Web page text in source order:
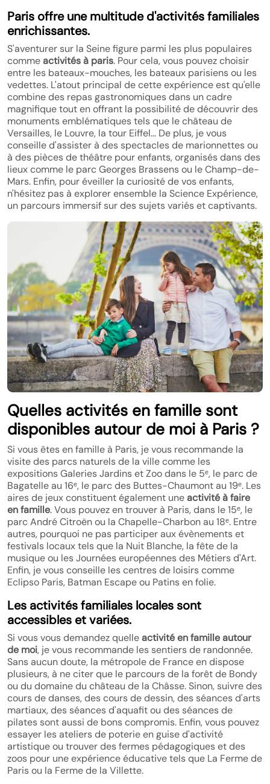
Paris offre une multitude d'activités familiales
enrichissantes.
S'aventurer sur la Seine figure parmi les plus populaires
commeactivités à paris. Pour cela, vous pouvez choisir
entre les bateaux-mouches, les bateaux parisiens ou les
vedettes. L'atout principal de cette expérience est qu'elle
combine des repas gastronomiques dans un cadre
magnifique tout en offrant la possibilité de découvrir des
monuments emblématiques tels que le château de
Versailles, le Louvre, la tour Eiffel… De plus, je vous
conseille d'assister à des spectacles de marionnettes ou
à des pièces de théâtre pour enfants, organisés dans des
lieux comme le parc Georges Brassens ou le Champ-de-
Mars. Enfin, pour éveiller la curiosité de vos enfants,
n'hésitez pas à explorer ensemble la Science Expérience,
un parcours immersif sur des sujets variés et captivants.
Quelles activités en famille sont
disponibles autour de moi à Paris ?
Si vous êtes en famille à Paris, je vous recommande la
visite des parcs naturels de la ville comme les
expositions Galeries Jardins et Zoo dans le 5ᵉ, le parc de
Bagatelle au 16ᵉ, le parc des Buttes-Chaumont au 19ᵉ. Les
aires de jeux constituent également uneactivité à faire
en famille. Vous pouvez en trouver à Paris, dans le 15ᵉ, le
parc André Citroën ou la Chapelle-Charbon au 18ᵉ. Entre
autres, pourquoi ne pas participer aux évènements et
festivals locaux tels que la Nuit Blanche, la fête de la
musique ou les Journées européennes des Métiers d'Art.
Enfin, je vous conseille les centres de loisirs comme
Eclipso Paris, Batman Escape ou Patins en folie.
Les activités familiales locales sont
accessibles et variées.
Si vous vous demandez quelleactivité en famille autour
de moi, je vous recommande les sentiers de randonnée.
Sans aucun doute, la métropole de France en dispose
plusieurs, à ne citer que le parcours de la forêt de Bondy
ou du domaine du château de la Châsse. Sinon, suivre des
cours de danses, des cours de dessin, des séances d'arts
martiaux, des séances d'aquafit ou des séances de
pilates sont aussi de bons compromis. Enfin, vous pouvez
essayer les ateliers de poterie en guise d'activité
artistique ou trouver des fermes pédagogiques et des
zoos pour une expérience éducative tels que La Ferme de
Paris ou la Ferme de la Villette.